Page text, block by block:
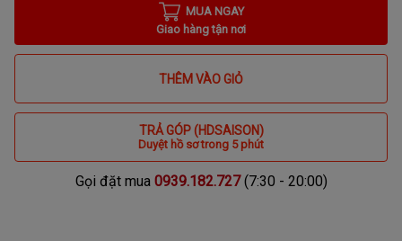
MUA NGAY
Giao hàng tận nơi
THÊM VÀO GIỎ
TRẢ GÓP (HDSAISON)
Duyệt hồ sơ trong 5 phút
Gọi đặt mua 0939.182.727(7:30 - 20:00)